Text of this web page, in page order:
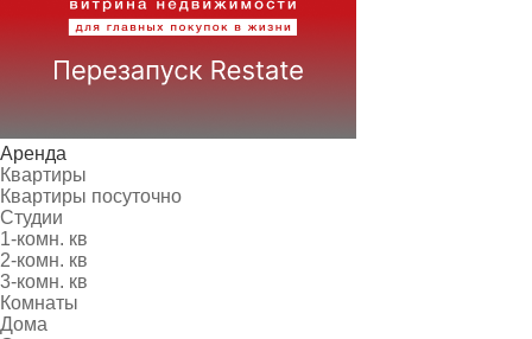
Аренда
Квартиры
Квартиры посуточно
Студии
1-комн. кв
2-комн. кв
3-комн. кв
Комнаты
Дома